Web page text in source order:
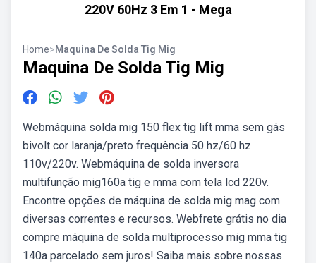
220V 60Hz 3 Em 1 - Mega
Home>Maquina De Solda Tig Mig
Maquina De Solda Tig Mig
Webmáquina solda mig 150 flex tig lift mma sem gás
bivolt cor laranja/preto frequência 50 hz/60 hz
110v/220v. Webmáquina de solda inversora
multifunção mig160a tig e mma com tela lcd 220v.
Encontre opções de máquina de solda mig mag com
diversas correntes e recursos. Webfrete grátis no dia
compre máquina de solda multiprocesso mig mma tig
140a parcelado sem juros! Saiba mais sobre nossas